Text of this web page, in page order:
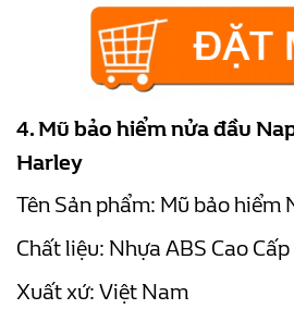
4. Mũ bảo hiểm nửa đầu
Harley
Tên Sản phẩm: Mũ bảo hiểm
Chất liệu: Nhựa ABS Cao Cấp
Xuất xứ: Việt Nam